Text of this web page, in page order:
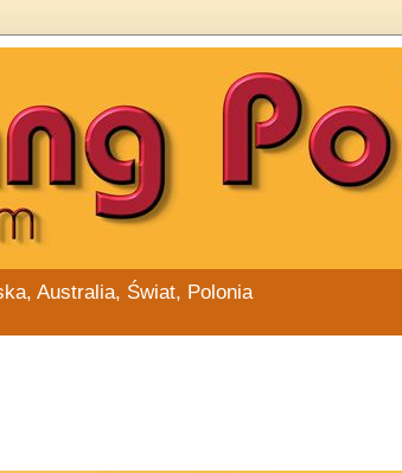
Australia, Świat, Polonia